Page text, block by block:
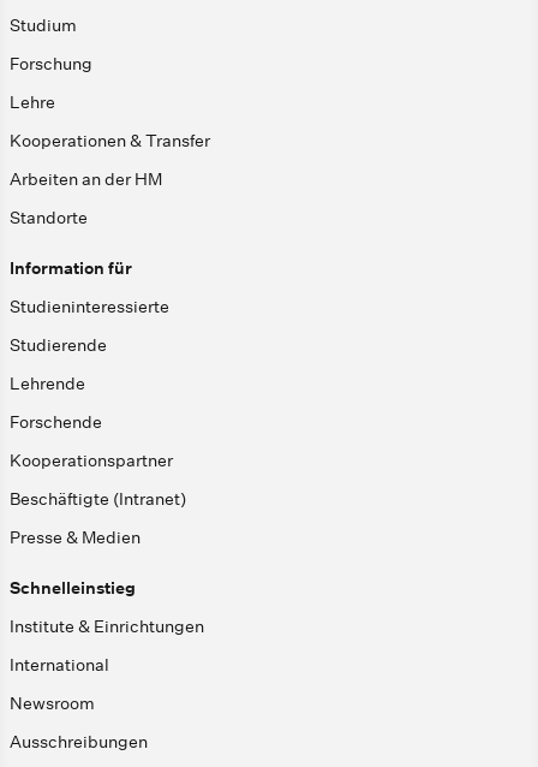
Studium
Forschung
Lehre
Kooperationen & Transfer
Arbeiten an der HM
Standorte
Information für
Studieninteressierte
Studierende
Lehrende
Forschende
Kooperationspartner
Beschäftigte (Intranet)
Presse & Medien
Schnelleinstieg
Institute & Einrichtungen
International
Newsroom
Ausschreibungen